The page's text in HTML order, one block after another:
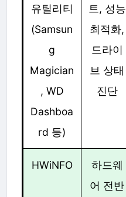
유틸리티
(Samsun
g
Magician
, WD
Dashboa
rd 등)
트, 성능
최적화,
드라이
브 상태
진단
HWiNFO
하드웨
어 전반